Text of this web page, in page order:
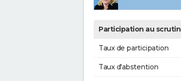
Participation au scrutin
Taux de participation
Taux d'abstention